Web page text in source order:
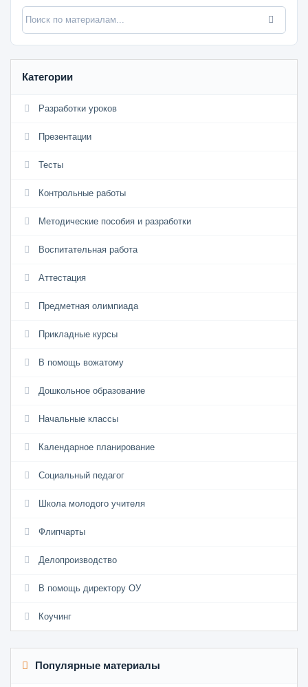
Категории
Разработки уроков
Презентации
Тесты
Контрольные работы
Методические пособия и разработки
Воспитательная работа
Аттестация
Предметная олимпиада
Прикладные курсы
В помощь вожатому
Дошкольное образование
Начальные классы
Календарное планирование
Социальный педагог
Школа молодого учителя
Флипчарты
Делопроизводство
В помощь директору ОУ
Коучинг
Популярные материалы